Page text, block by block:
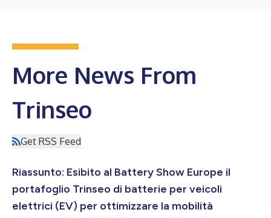
More News From
Trinseo
Get RSS Feed
Riassunto: Esibito al Battery Show Europe il
portafoglio Trinseo di batterie per veicoli
elettrici (EV) per ottimizzare la mobilità